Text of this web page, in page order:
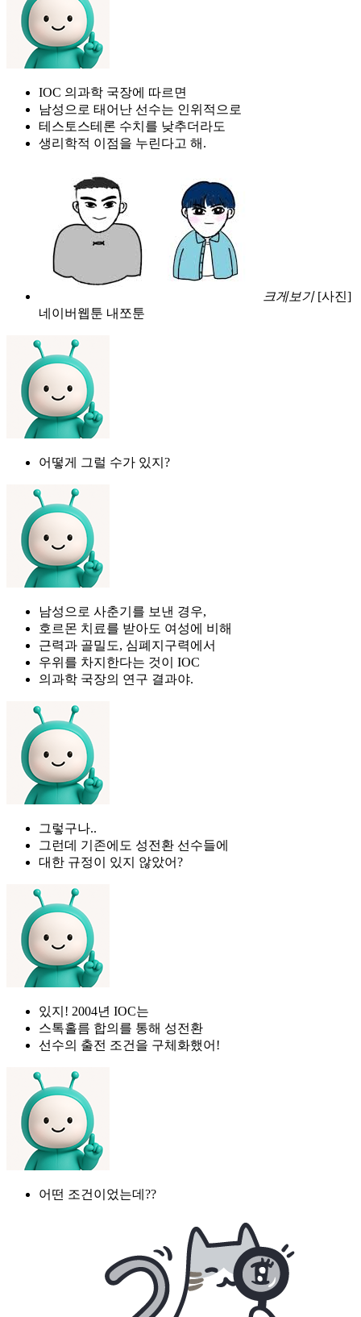
IOC 의과학 국장에 따르면
남성으로 태어난 선수는 인위적으로
테스토스테론 수치를 낮추더라도
생리학적 이점을 누린다고 해.
크게보기 [사진]
네이버웹툰 내쪼툰
어떻게 그럴 수가 있지?
남성으로 사춘기를 보낸 경우,
호르몬 치료를 받아도 여성에 비해
근력과 골밀도, 심폐지구력에서
우위를 차지한다는 것이 IOC
의과학 국장의 연구 결과야.
그렇구나..
그런데 기존에도 성전환 선수들에
대한 규정이 있지 않았어?
있지! 2004년 IOC는
스톡홀름 합의를 통해 성전환
선수의 출전 조건을 구체화했어!
어떤 조건이었는데??